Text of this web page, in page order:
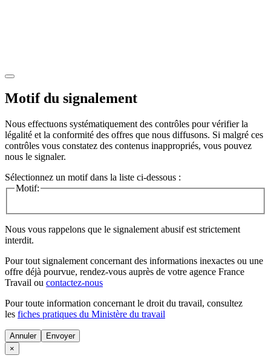
Motif du signalement
Nous effectuons systématiquement des contrôles pour vérifier la
légalité et la conformité des offres que nous diffusons. Si malgré ces
contrôles vous constatez des contenus inappropriés, vous pouvez
nous le signaler.
Sélectionnez un motif dans la liste ci-dessous :
Motif:
Nous vous rappelons que le signalement abusif est strictement
interdit.
Pour tout signalement concernant des informations inexactes ou une
offre déjà pourvue, rendez-vous auprès de votre agence France
Travail ou contactez-nous
Pour toute information concernant le droit du travail, consultez
les fiches pratiques du Ministère du travail
Annuler
×